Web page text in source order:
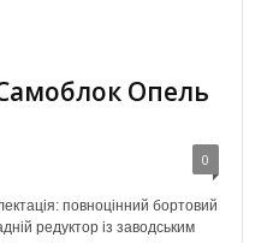
Опель
0
повноцінний бортовий
редуктор із заводським